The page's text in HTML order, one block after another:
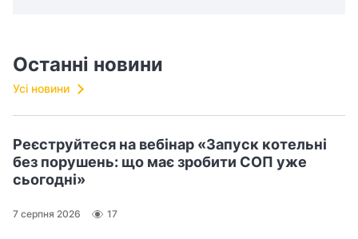
Останні новини
Усі новини
Реєструйтеся на вебінар «Запуск котельні
без порушень: що має зробити СОП уже
сьогодні»
7 серпня 2026 17